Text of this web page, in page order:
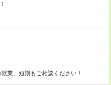
業、短期もご相談ください！